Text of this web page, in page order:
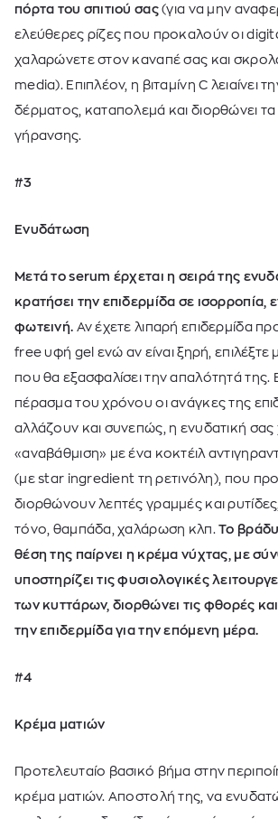
πόρτα του σπιτιού σας(για να μην
ελεύθερες ρίζες που προκαλούν οι
χαλαρώνετε στον καναπέ σας και
media). Επιπλέον, η βιταμίνη C λειαίνει
δέρματος, καταπολεμά και διορθώνει τα
γήρανσης.
#3
Ενυδάτωση
Μετά το serum έρχεται η σειρά της
κρατήσει την επιδερμίδα σε ισορροπία,
φωτεινή. Αν έχετε λιπαρή επιδερμίδα
free υφή gel ενώ αν είναι ξηρή, επιλέξτε
που θα εξασφαλίσει την απαλότητά της.
πέρασμα του χρόνου οι ανάγκες της
αλλάζουν και συνεπώς, η ενυδατική σας
«αναβάθμιση» με ένα κοκτέιλ
(με star ingredient τη ρετινόλη), που
διορθώνουν λεπτές γραμμές και
τόνο, θαμπάδα, χαλάρωση κλπ.Το
θέση της παίρνει η κρέμα νύχτας, με
υποστηρίζει τις φυσιολογικές
των κυττάρων, διορθώνει τις φθορές
την επιδερμίδα για την επόμενη μέρα.
#4
Κρέμα ματιών
Προτελευταίο βασικό βήμα στην
κρέμα ματιών. Αποστολή της, να